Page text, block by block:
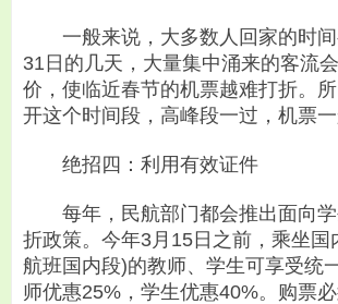
一般来说，大多数人回家的时间
31日的几天，大量集中涌来的客流
价，使临近春节的机票越难打折。
开这个时间段，高峰段一过，机票一
绝招四：利用有效证件
每年，民航部门都会推出面向学
折政策。今年3月15日之前，乘坐国
航班国内段)的教师、学生可享受统
师优惠25%，学生优惠40%。购票必